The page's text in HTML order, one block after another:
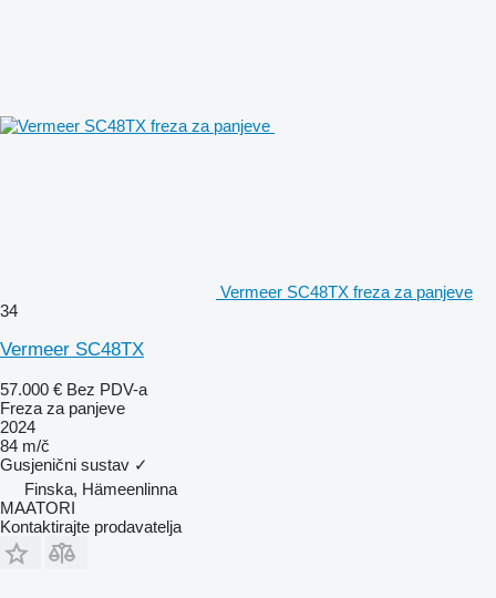
Vermeer SC48TX freza za panjeve
34
Vermeer SC48TX
57.000 € Bez PDV-a
Freza za panjeve
2024
84 m/č
Gusjenični sustav ✓
Finska, Hämeenlinna
MAATORI
Kontaktirajte prodavatelja